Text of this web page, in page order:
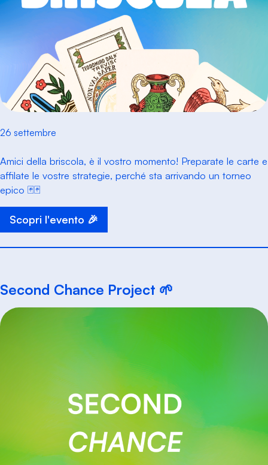
26 settembre
Amici della briscola, è il vostro momento! Preparate le carte e
affilate le vostre strategie, perché sta arrivando un torneo
epico 🃏🃏
Scopri l'evento 🎉
Second Chance Project 🌱